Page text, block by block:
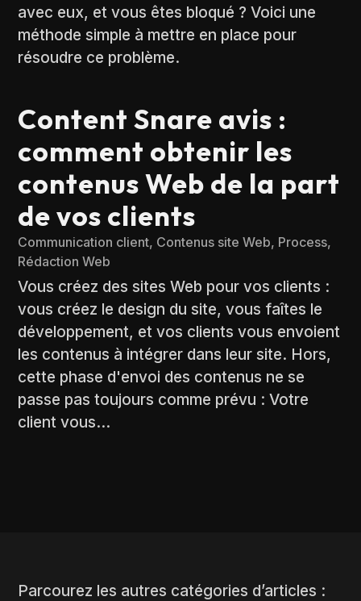
avec eux, et vous êtes bloqué ? Voici une
méthode simple à mettre en place pour
résoudre ce problème.
Content Snare avis :
comment obtenir les
contenus Web de la part
de vos clients
Communication client, Contenus site Web, Process,
Rédaction Web
Vous créez des sites Web pour vos clients :
vous créez le design du site, vous faîtes le
développement, et vos clients vous envoient
les contenus à intégrer dans leur site. Hors,
cette phase d'envoi des contenus ne se
passe pas toujours comme prévu : Votre
client vous...
Parcourez les autres catégories d’articles :